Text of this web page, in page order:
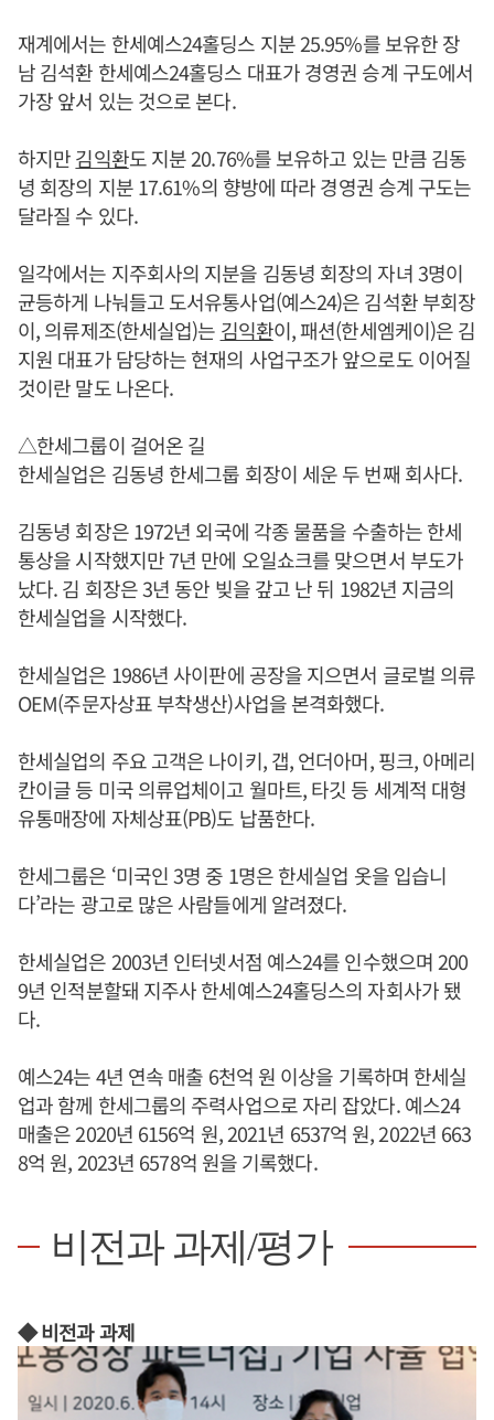
재계에서는 한세예스24홀딩스 지분 25.95%를 보유한 장
남 김석환 한세예스24홀딩스 대표가 경영권 승계 구도에서
가장 앞서 있는 것으로 본다.
하지만김익환도 지분 20.76%를 보유하고 있는 만큼 김동
녕 회장의 지분 17.61%의 향방에 따라 경영권 승계 구도는
달라질 수 있다.
일각에서는 지주회사의 지분을 김동녕 회장의 자녀 3명이
균등하게 나눠들고 도서유통사업(예스24)은 김석환 부회장
이, 의류제조(한세실업)는 김익환이, 패션(한세엠케이)은 김
지원 대표가 담당하는 현재의 사업구조가 앞으로도 이어질
것이란 말도 나온다.
△한세그룹이 걸어온 길
한세실업은 김동녕 한세그룹 회장이 세운 두 번째 회사다.
김동녕 회장은 1972년 외국에 각종 물품을 수출하는 한세
통상을 시작했지만 7년 만에 오일쇼크를 맞으면서 부도가
났다. 김 회장은 3년 동안 빚을 갚고 난 뒤 1982년 지금의
한세실업을 시작했다.
한세실업은 1986년 사이판에 공장을 지으면서 글로벌 의류
OEM(주문자상표 부착생산)사업을 본격화했다.
한세실업의 주요 고객은 나이키, 갭, 언더아머, 핑크, 아메리
칸이글 등 미국 의류업체이고 월마트, 타깃 등 세계적 대형
유통매장에 자체상표(PB)도 납품한다.
한세그룹은 ‘미국인 3명 중 1명은 한세실업 옷을 입습니
다’라는 광고로 많은 사람들에게 알려졌다.
한세실업은 2003년 인터넷서점 예스24를 인수했으며 200
9년 인적분할돼 지주사 한세예스24홀딩스의 자회사가 됐
다.
예스24는 4년 연속 매출 6천억 원 이상을 기록하며 한세실
업과 함께 한세그룹의 주력사업으로 자리 잡았다. 예스24
매출은 2020년 6156억 원, 2021년 6537억 원, 2022년 663
8억 원, 2023년 6578억 원을 기록했다.
비전과 과제/평가
◆ 비전과 과제